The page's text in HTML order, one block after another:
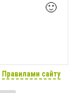
🙂
Правилами сайту